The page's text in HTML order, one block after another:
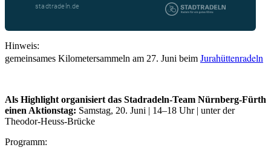
Hinweis:
gemeinsames Kilometersammeln am 27. Juni beim Jurahüttenradeln
Als Highlight organisiert das Stadradeln-Team Nürnberg-Fürth
einen Aktionstag: Samstag, 20. Juni | 14–18 Uhr | unter der
Theodor-Heuss-Brücke
Programm: